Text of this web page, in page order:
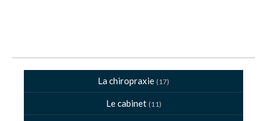
La chiropraxie (17)
Le cabinet (11)